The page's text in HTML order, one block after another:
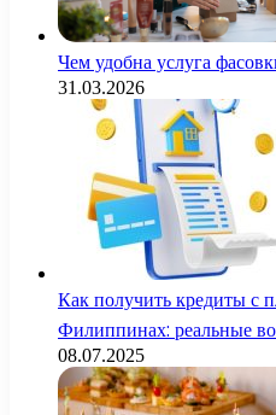
Чем удобна услуга
31.03.2026
Как получить кредиты с
Филиппинах: реальные
08.07.2025